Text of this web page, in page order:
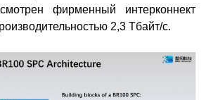
фирменный интерконнект
2,3 Тбайт/с.